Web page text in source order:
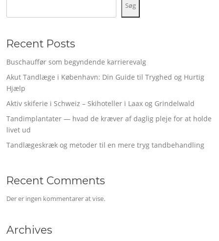
Søg
Recent Posts
Buschauffør som begyndende karrierevalg
Akut Tandlæge i København: Din Guide til Tryghed og Hurtig
Hjælp
Aktiv skiferie i Schweiz – Skihoteller i Laax og Grindelwald
Tandimplantater — hvad de kræver af daglig pleje for at holde
livet ud
Tandlægeskræk og metoder til en mere tryg tandbehandling
Recent Comments
Der er ingen kommentarer at vise.
Archives